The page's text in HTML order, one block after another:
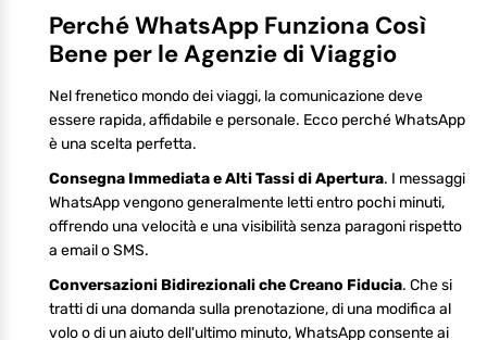
Perché WhatsApp Funziona Così
Bene per le Agenzie di Viaggio
Nel frenetico mondo dei viaggi, la comunicazione deve
essere rapida, affidabile e personale. Ecco perché WhatsApp
è una scelta perfetta.
Consegna Immediata e Alti Tassi di Apertura. I messaggi
WhatsApp vengono generalmente letti entro pochi minuti,
offrendo una velocità e una visibilità senza paragoni rispetto
a email o SMS.
Conversazioni Bidirezionali che Creano Fiducia. Che si
tratti di una domanda sulla prenotazione, di una modifica al
volo o di un aiuto dell'ultimo minuto, WhatsApp consente ai